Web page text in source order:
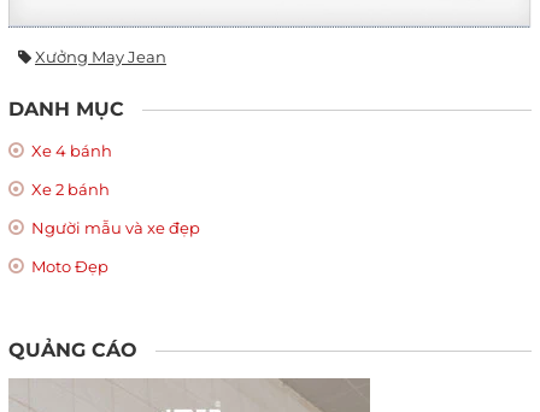
Xưởng May Jean
DANH MỤC
Xe 4 bánh
Xe 2 bánh
Người mẫu và xe đẹp
Moto Đẹp
QUẢNG CÁO